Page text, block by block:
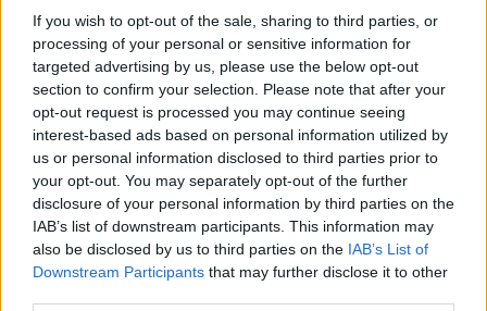
If you wish to opt-out of the sale, sharing to third parties, or
processing of your personal or sensitive information for
targeted advertising by us, please use the below opt-out
section to confirm your selection. Please note that after your
opt-out request is processed you may continue seeing
interest-based ads based on personal information utilized by
us or personal information disclosed to third parties prior to
your opt-out. You may separately opt-out of the further
disclosure of your personal information by third parties on the
IAB’s list of downstream participants. This information may
also be disclosed by us to third parties on the IAB’s List of
Downstream Participants that may further disclose it to other
simplemente haz
clic aquí
Todas las versiones antiguas distribuidas en nuestro
sitio web son completamente libres de virus y están
disponibles para su descarga sin costo alguno.
Nos encantaría saber de ti
Si tienes alguna pregunta o idea que desees compartir
con nosotros, dirígete a nuestrapágina de contacto
háznoslo saber. ¡Valoramos tu opinión!